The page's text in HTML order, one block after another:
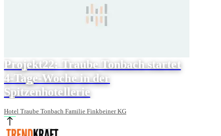
Projekt22: Traube Tonbach startet
4-Tage-Woche in der
Spitzenhotellerie
Hotel Traube Tonbach Familie Finkbeiner KG